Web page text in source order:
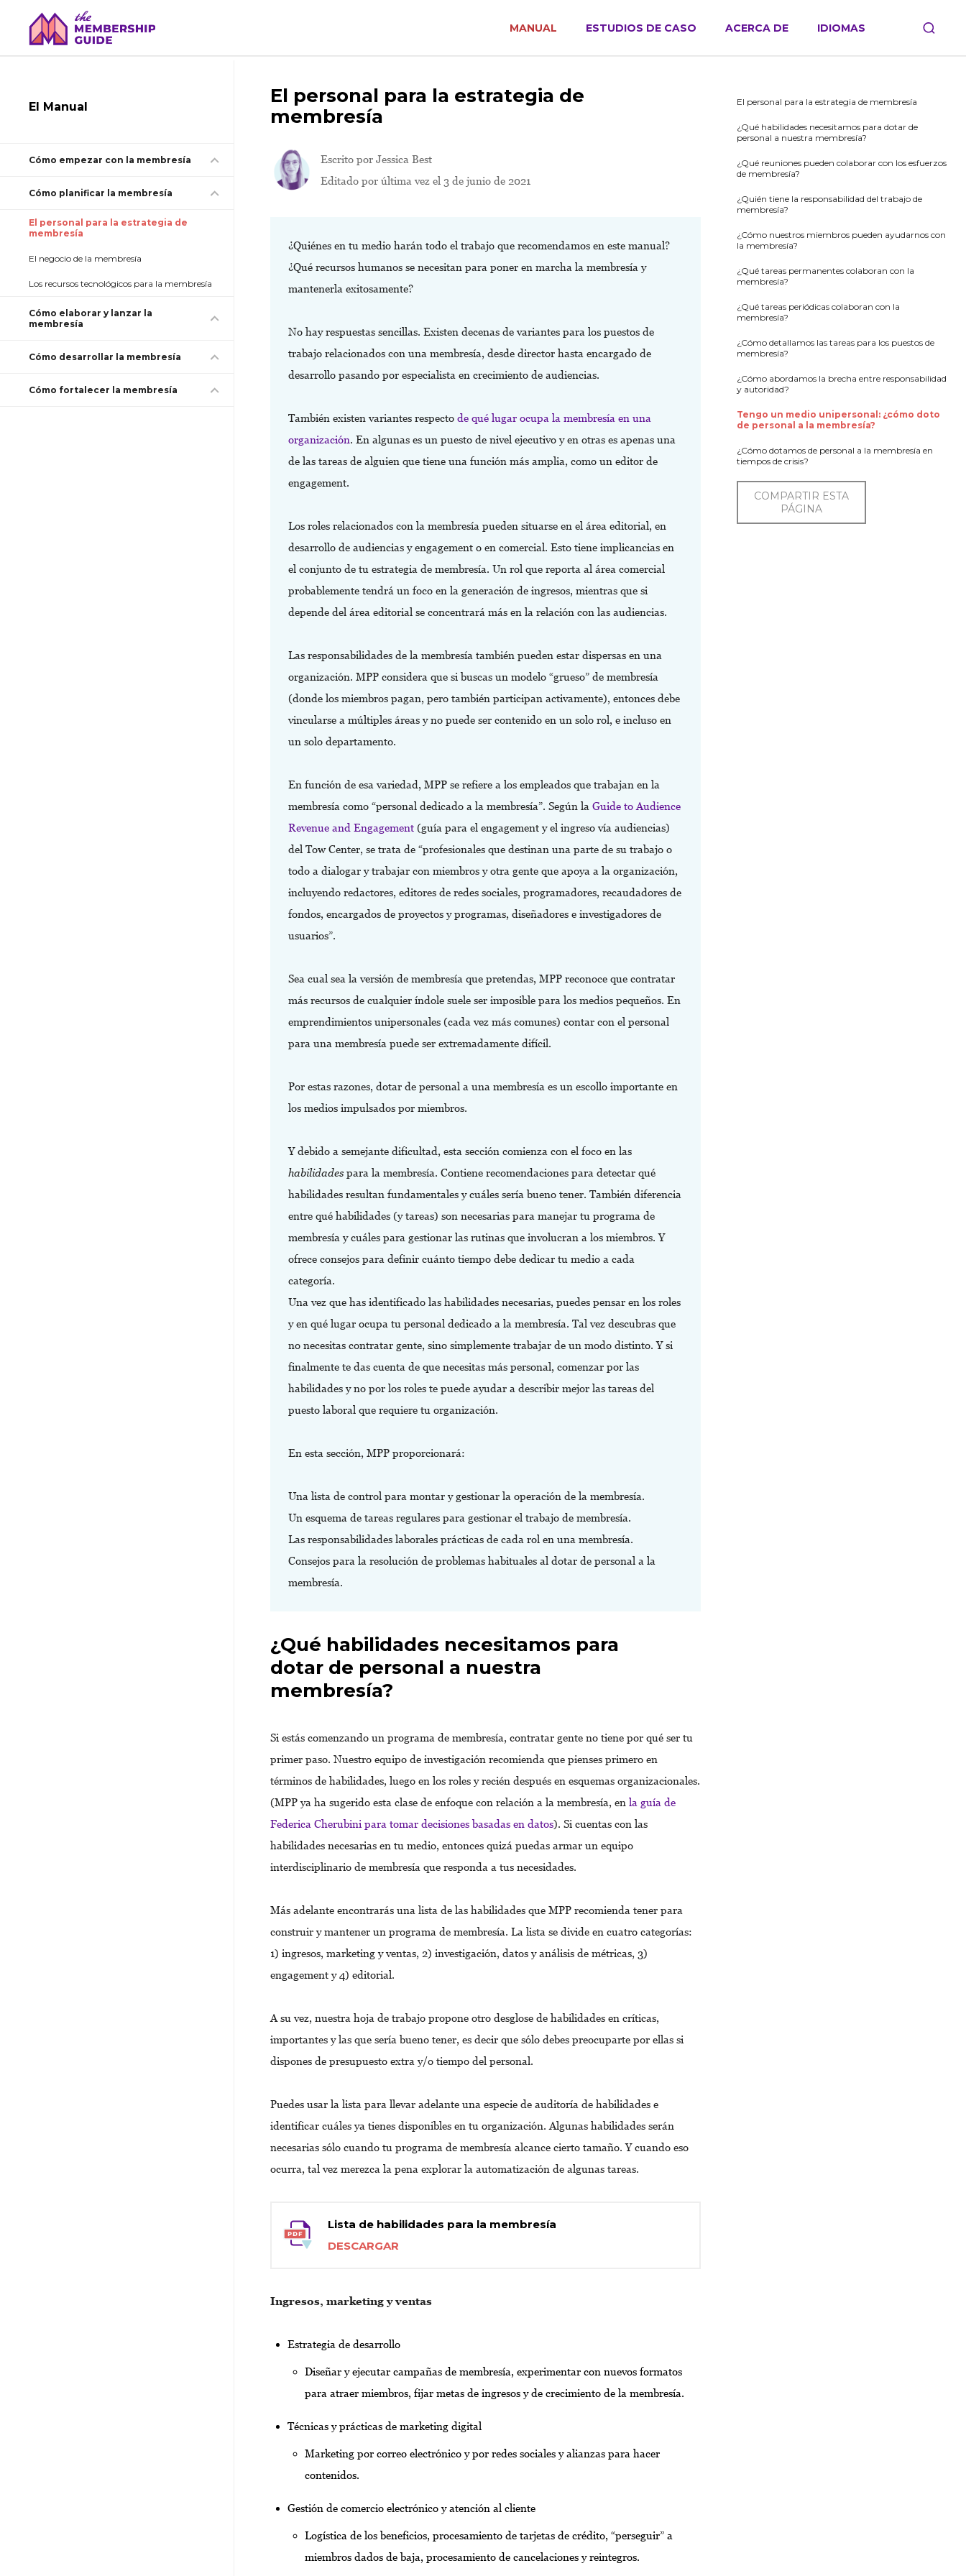
MANUAL ESTUDIOS DE CASO ACERCA DE IDIOMAS
El Manual
Cómo empezar con la membresía
Cómo planificar la membresía
El personal para la estrategia de
membresía
El negocio de la membresía
Los recursos tecnológicos para la membresía
Cómo elaborar y lanzar la
membresía
Cómo desarrollar la membresía
Cómo fortalecer la membresía
El personal para la estrategia de
membresía
Escrito por Jessica Best
Editado por última vez el 3 de junio de 2021
¿Quiénes en tu medio harán todo el trabajo que recomendamos en este manual?
¿Qué recursos humanos se necesitan para poner en marcha la membresía y
mantenerla exitosamente?
No hay respuestas sencillas. Existen decenas de variantes para los puestos de
trabajo relacionados con una membresía, desde director hasta encargado de
desarrollo pasando por especialista en crecimiento de audiencias.
También existen variantes respecto de qué lugar ocupa la membresía en una
organización. En algunas es un puesto de nivel ejecutivo y en otras es apenas una
de las tareas de alguien que tiene una función más amplia, como un editor de
engagement.
Los roles relacionados con la membresía pueden situarse en el área editorial, en
desarrollo de audiencias y engagement o en comercial. Esto tiene implicancias en
el conjunto de tu estrategia de membresía. Un rol que reporta al área comercial
probablemente tendrá un foco en la generación de ingresos, mientras que si
depende del área editorial se concentrará más en la relación con las audiencias.
Las responsabilidades de la membresía también pueden estar dispersas en una
organización. MPP considera que si buscas un modelo “grueso” de membresía
(donde los miembros pagan, pero también participan activamente), entonces debe
vincularse a múltiples áreas y no puede ser contenido en un solo rol, e incluso en
un solo departamento.
En función de esa variedad, MPP se refiere a los empleados que trabajan en la
membresía como “personal dedicado a la membresía”. Según la Guide to Audience
Revenue and Engagement (guía para el engagement y el ingreso vía audiencias)
del Tow Center, se trata de “profesionales que destinan una parte de su trabajo o
todo a dialogar y trabajar con miembros y otra gente que apoya a la organización,
incluyendo redactores, editores de redes sociales, programadores, recaudadores de
fondos, encargados de proyectos y programas, diseñadores e investigadores de
usuarios”.
Sea cual sea la versión de membresía que pretendas, MPP reconoce que contratar
más recursos de cualquier índole suele ser imposible para los medios pequeños. En
emprendimientos unipersonales (cada vez más comunes) contar con el personal
para una membresía puede ser extremadamente difícil.
Por estas razones, dotar de personal a una membresía es un escollo importante en
los medios impulsados por miembros.
Y debido a semejante dificultad, esta sección comienza con el foco en las
habilidades para la membresía. Contiene recomendaciones para detectar qué
habilidades resultan fundamentales y cuáles sería bueno tener. También diferencia
entre qué habilidades (y tareas) son necesarias para manejar tu programa de
membresía y cuáles para gestionar las rutinas que involucran a los miembros. Y
ofrece consejos para definir cuánto tiempo debe dedicar tu medio a cada
categoría.
Una vez que has identificado las habilidades necesarias, puedes pensar en los roles
y en qué lugar ocupa tu personal dedicado a la membresía. Tal vez descubras que
no necesitas contratar gente, sino simplemente trabajar de un modo distinto. Y si
finalmente te das cuenta de que necesitas más personal, comenzar por las
habilidades y no por los roles te puede ayudar a describir mejor las tareas del
puesto laboral que requiere tu organización.
En esta sección, MPP proporcionará:
Una lista de control para montar y gestionar la operación de la membresía.
Un esquema de tareas regulares para gestionar el trabajo de membresía.
Las responsabilidades laborales prácticas de cada rol en una membresía.
Consejos para la resolución de problemas habituales al dotar de personal a la
membresía.
¿Qué habilidades necesitamos para
dotar de personal a nuestra
membresía?
Si estás comenzando un programa de membresía, contratar gente no tiene por qué ser tu
primer paso. Nuestro equipo de investigación recomienda que pienses primero en
términos de habilidades, luego en los roles y recién después en esquemas organizacionales.
(MPP ya ha sugerido esta clase de enfoque con relación a la membresía, en la guía de
Federica Cherubini para tomar decisiones basadas en datos). Si cuentas con las
habilidades necesarias en tu medio, entonces quizá puedas armar un equipo
interdisciplinario de membresía que responda a tus necesidades.
Más adelante encontrarás una lista de las habilidades que MPP recomienda tener para
construir y mantener un programa de membresía. La lista se divide en cuatro categorías:
1) ingresos, marketing y ventas, 2) investigación, datos y análisis de métricas, 3)
engagement y 4) editorial.
A su vez, nuestra hoja de trabajo propone otro desglose de habilidades en críticas,
importantes y las que sería bueno tener, es decir que sólo debes preocuparte por ellas si
dispones de presupuesto extra y/o tiempo del personal.
Puedes usar la lista para llevar adelante una especie de auditoría de habilidades e
identificar cuáles ya tienes disponibles en tu organización. Algunas habilidades serán
necesarias sólo cuando tu programa de membresía alcance cierto tamaño. Y cuando eso
ocurra, tal vez merezca la pena explorar la automatización de algunas tareas.
Lista de habilidades para la membresía
DESCARGAR
Ingresos, marketing y ventas
Estrategia de desarrollo
Diseñar y ejecutar campañas de membresía, experimentar con nuevos formatos
para atraer miembros, fijar metas de ingresos y de crecimiento de la membresía.
Técnicas y prácticas de marketing digital
Marketing por correo electrónico y por redes sociales y alianzas para hacer
contenidos.
Gestión de comercio electrónico y atención al cliente
Logística de los beneficios, procesamiento de tarjetas de crédito, “perseguir” a
miembros dados de baja, procesamiento de cancelaciones y reintegros.
El personal para la estrategia de membresía
¿Qué habilidades necesitamos para dotar de
personal a nuestra membresía?
¿Qué reuniones pueden colaborar con los esfuerzos
de membresía?
¿Quién tiene la responsabilidad del trabajo de
membresía?
¿Cómo nuestros miembros pueden ayudarnos con
la membresía?
¿Qué tareas permanentes colaboran con la
membresía?
¿Qué tareas periódicas colaboran con la
membresía?
¿Cómo detallamos las tareas para los puestos de
membresía?
¿Cómo abordamos la brecha entre responsabilidad
y autoridad?
Tengo un medio unipersonal: ¿cómo doto
de personal a la membresía?
¿Cómo dotamos de personal a la membresía en
tiempos de crisis?
COMPARTIR ESTA
PÁGINA